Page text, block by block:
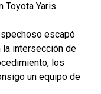
Toyota Yaris.
escapó
la intersección de
los
un equipo de